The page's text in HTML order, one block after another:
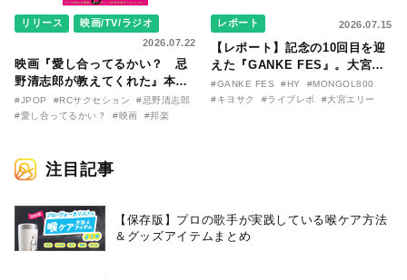
リリース
映画/TV/ラジオ
2026.07.22
映画『愛し合ってるかい？ 忌
野清志郎が教えてくれた』本予
告映像とキービジュアルがつい
に解禁！ キヨシロー関連商品も
#JPOP #RCサクセション
#忌野清志郎
#愛し合ってるかい？
#映画 #邦楽
レポート 2026.07.15
【レポート】記念の10回目を迎
えた『GANKE FES』。大宮エ
リー作『アイヌの神々の崖』を
前に、キヨサク
#GANKE FES #HY
#MONGOL800
#キヨサク
#ライブレポ #大宮エリー
注目記事
【保存版】プロの歌手が実践している喉ケア⽅法
＆グッズアイテムまとめ